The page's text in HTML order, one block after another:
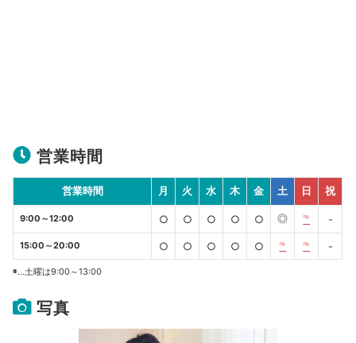
営業時間
営業時間 月 火 水 木 金 土 日 祝
9:00～12:00 ○ ○ ○ ○ ○ ◎ ℡ -
15:00～20:00 ○ ○ ○ ○ ○ ℡ ℡ -
◉…土曜は9:00～13:00
写真